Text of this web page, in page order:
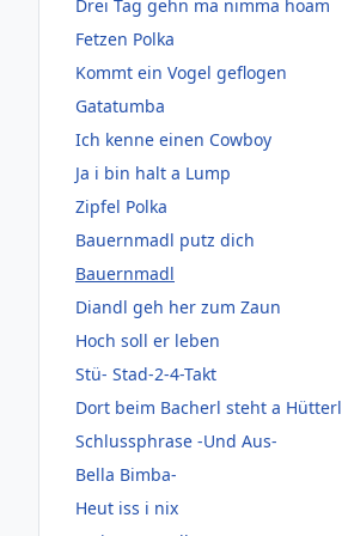
Drei Tag gehn ma nimma hoam
Fetzen Polka
Kommt ein Vogel geflogen
Gatatumba
Ich kenne einen Cowboy
Ja i bin halt a Lump
Zipfel Polka
Bauernmadl putz dich
Bauernmadl
Diandl geh her zum Zaun
Hoch soll er leben
Stü- Stad-2-4-Takt
Dort beim Bacherl steht a Hütterl
Schlussphrase -Und Aus-
Bella Bimba-
Heut iss i nix